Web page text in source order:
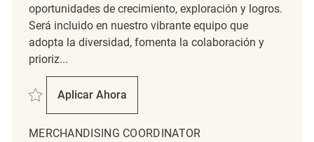
oportunidades de crecimiento, exploración y logros.
Será incluido en nuestro vibrante equipo que
adopta la diversidad, fomenta la colaboración y
prioriz...
Salvar Merchandising Associate REQ111329
Aplicar Ahora
Merchandising Associate
MERCHANDISING COORDINATOR